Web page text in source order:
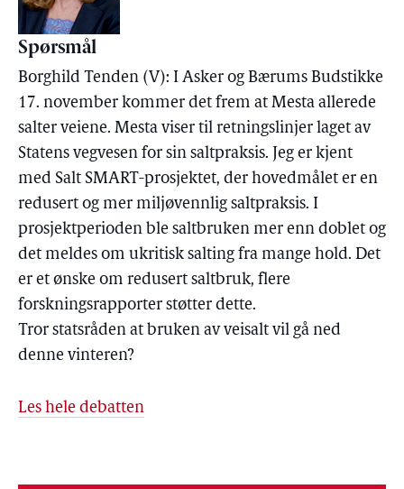
Spørsmål
Borghild Tenden (V): I Asker og Bærums Budstikke
17. november kommer det frem at Mesta allerede
salter veiene. Mesta viser til retningslinjer laget av
Statens vegvesen for sin saltpraksis. Jeg er kjent
med Salt SMART-prosjektet, der hovedmålet er en
redusert og mer miljøvennlig saltpraksis. I
prosjektperioden ble saltbruken mer enn doblet og
det meldes om ukritisk salting fra mange hold. Det
er et ønske om redusert saltbruk, flere
forskningsrapporter støtter dette.
Tror statsråden at bruken av veisalt vil gå ned
denne vinteren?
Les hele debatten